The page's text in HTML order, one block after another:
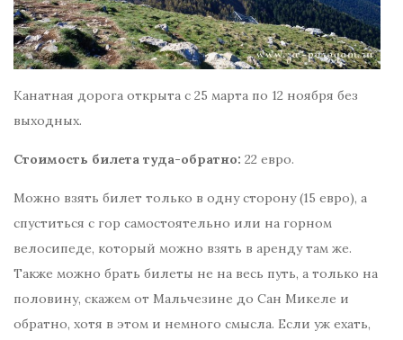
Канатная дорога открыта с 25 марта по 12 ноября без
выходных.
Стоимость билета туда-обратно: 22 евро.
Можно взять билет только в одну сторону (15 евро), а
спуститься с гор самостоятельно или на горном
велосипеде, который можно взять в аренду там же.
Также можно брать билеты не на весь путь, а только на
половину, скажем от Мальчезине до Сан Микеле и
обратно, хотя в этом и немного смысла. Если уж ехать,